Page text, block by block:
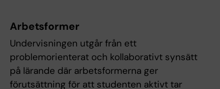
Arbetsformer
Undervisningen utgår från ett
problemorienterat och kollaborativt synsätt
på lärande där arbetsformerna ger
förutsättning för att studenten aktivt tar